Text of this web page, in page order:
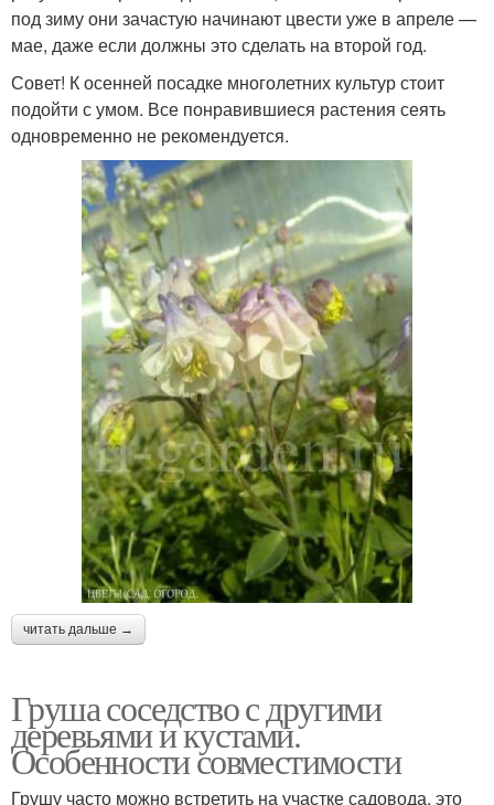
под зиму они зачастую начинают цвести уже в апреле —
мае, даже если должны это сделать на второй год.
Совет! К осенней посадке многолетних культур стоит
подойти с умом. Все понравившиеся растения сеять
одновременно не рекомендуется.
читать дальше →
Груша соседство с другими
деревьями и кустами.
Особенности совместимости
Грушу часто можно встретить на участке садовода, это